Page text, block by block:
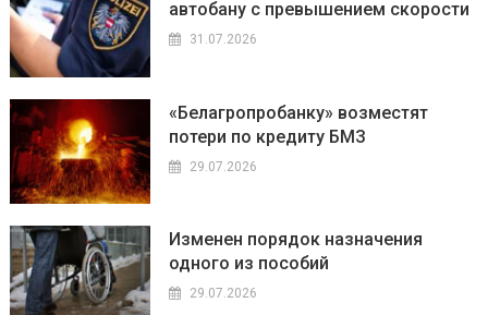
автобану с превышением скорости
31.07.2026
«Белагропробанку» возместят
потери по кредиту БМЗ
29.07.2026
Изменен порядок назначения
одного из пособий
29.07.2026